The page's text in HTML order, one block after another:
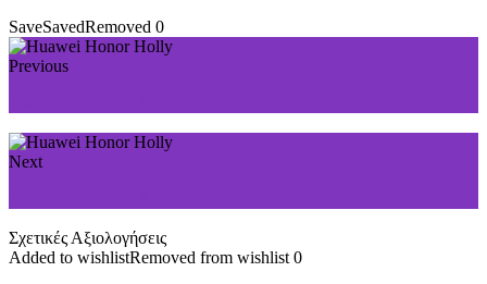
SaveSavedRemoved 0
Previous
Next
Σχετικές Αξιολογήσεις
Added to wishlistRemoved from wishlist 0